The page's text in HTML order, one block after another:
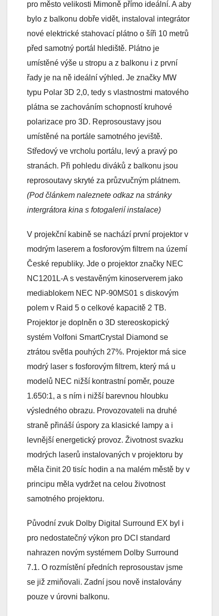
pro město velikosti Mimoně přímo ideální. A aby
bylo z balkonu dobře vidět, instaloval integrátor
nové elektrické stahovací plátno o šíři 10 metrů
před samotný portál hlediště. Plátno je
umístěné výše u stropu a z balkonu i z první
řady je na ně ideální výhled. Je značky MW
typu Polar 3D 2,0, tedy s vlastnostmi matového
plátna se zachováním schopností kruhové
polarizace pro 3D. Reprosoustavy jsou
umístěné na portále samotného jeviště.
Středový ve vrcholu portálu, levý a pravý po
stranách. Při pohledu diváků z balkonu jsou
reprosoutavy skryté za průzvučným plátnem.
(Pod článkem naleznete odkaz na stránky
intergrátora kina s fotogalerií instalace)
V projekční kabině se nachází první projektor v
modrým laserem a fosforovým filtrem na území
České republiky. Jde o projektor značky NEC
NC1201L-A s vestavěným kinoserverem jako
mediablokem NEC NP-90MS01 s diskovým
polem v Raid 5 o celkové kapacitě 2 TB.
Projektor je doplněn o 3D stereoskopický
systém Volfoni SmartCrystal Diamond se
ztrátou světla pouhých 27%. Projektor má sice
modrý laser s fosforovým filtrem, který má u
modelů NEC nižší kontrastní poměr, pouze
1.650:1, a s ním i nižší barevnou hloubku
výsledného obrazu. Provozovateli na druhé
straně přináší úspory za klasické lampy a i
levnější energetický provoz. Životnost svazku
modrých laserů instalovaných v projektoru by
měla činit 20 tisíc hodin a na malém městě by v
principu měla vydržet na celou životnost
samotného projektoru.
Původní zvuk Dolby Digital Surround EX byl i
pro nedostatečný výkon pro DCI standard
nahrazen novým systémem Dolby Surround
7.1. O rozmístění předních reprosoustav jsme
se již zmiňovali. Zadní jsou nově instalovány
pouze v úrovni balkonu.